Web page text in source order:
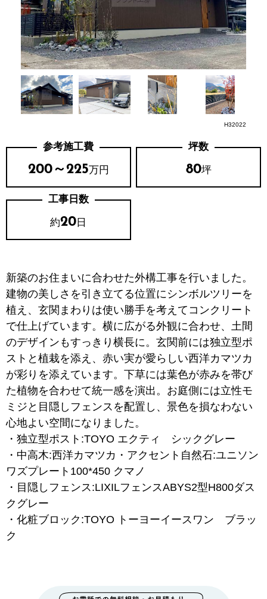
H32022
参考施工費
200～225万円
坪数
80坪
工事日数
約20 日
新築のお住まいに合わせた外構工事を行いました。
建物の美しさを引き立てる位置にシンボルツリーを
植え、玄関まわりは使い勝手を考えてコンクリート
で仕上げています。横に広がる外観に合わせ、土間
のデザインもすっきり横長に。玄関前には独立型ポ
ストと植栽を添え、赤い実が愛らしい西洋カマツカ
が彩りを添えています。下草には葉色が赤みを帯び
た植物を合わせて統一感を演出。お庭側には立性モ
ミジと目隠しフェンスを配置し、景色を損なわない
心地よい空間になりました。
・独立型ポスト:TOYO エクティ シックグレー
・中高木:西洋カマツカ・アクセント自然石:ユニソン
ワズプレート100*450 クマノ
・目隠しフェンス:LIXILフェンスABYS2型H800ダス
クグレー
・化粧ブロック:TOYO トーヨーイースワン ブラッ
ク